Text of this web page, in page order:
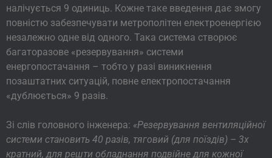
налічується 9 одиниць. Кожне таке введення дає змогу
повністю забезпечувати метрополітен електроенергією
незалежно одне від одного. Така система створює
багаторазове «резервування» системи
енергопостачання – тобто у разі виникнення
позаштатних ситуацій, повне електропостачання
«дублюється» 9 разів.
Зі слів головного інженера: «Резервування вентиляційної
системи становить 40 разів, тяговий (для поїздів) – 3х
кратний, для решти обладнання подвійне для кожної